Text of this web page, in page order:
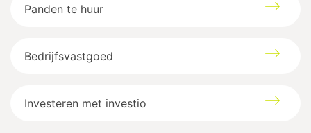
Panden te huur
Bedrijfsvastgoed
Investeren met investio